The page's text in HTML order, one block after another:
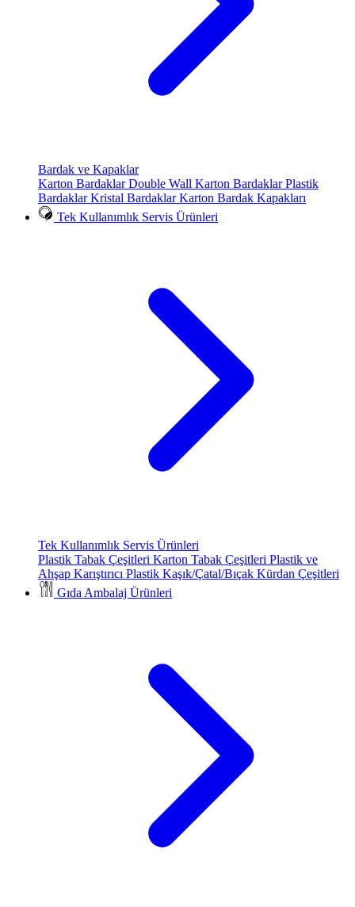
Bardak ve Kapaklar
Karton BardaklarDouble Wall Karton BardaklarPlastik
BardaklarKristal BardaklarKarton Bardak Kapakları
Tek Kullanımlık Servis Ürünleri
Tek Kullanımlık Servis Ürünleri
Plastik Tabak Çeşitleri Karton Tabak Çeşitleri Plastik ve
Ahşap Karıştırıcı Plastik Kaşık/Çatal/Bıçak Kürdan Çeşitleri
Gıda Ambalaj Ürünleri